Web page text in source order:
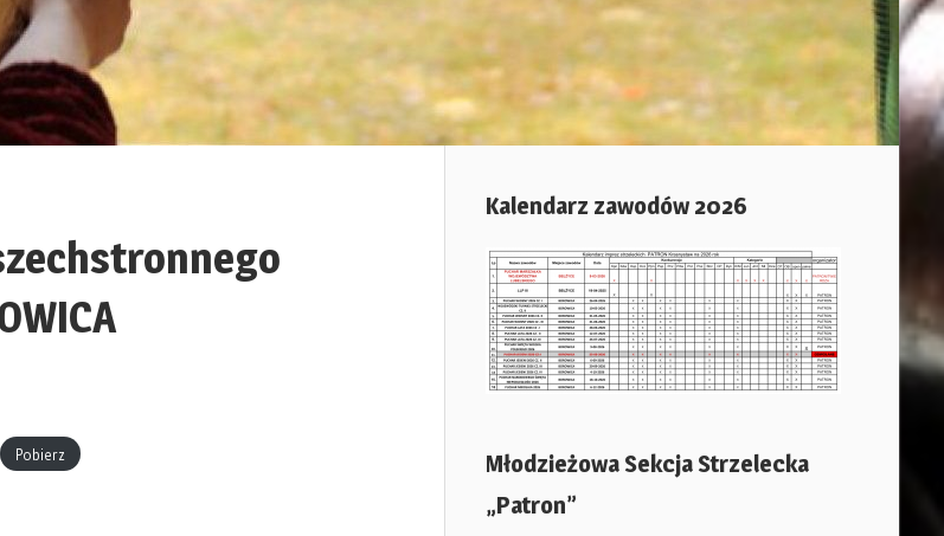
Pobierz
Kalendarz zawodów 2026
Młodzieżowa Sekcja Strzelecka
„Patron”